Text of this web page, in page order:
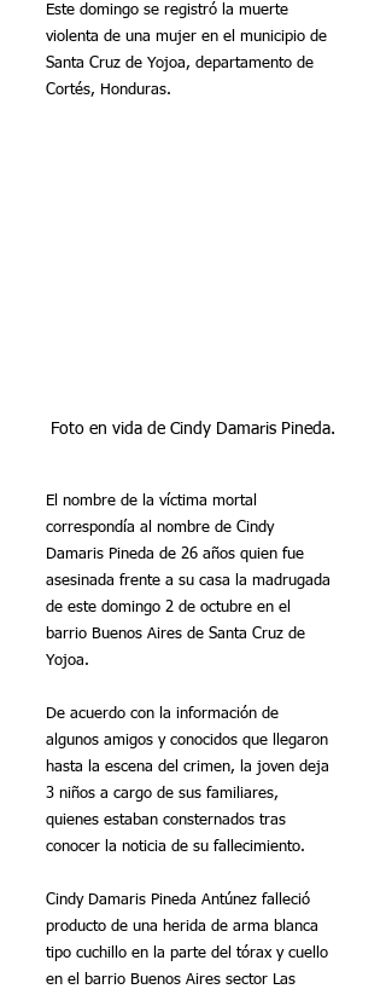
Este domingo se registró la muerte
violenta de una mujer en el municipio de
Santa Cruz de Yojoa, departamento de
Cortés, Honduras.
Foto en vida de Cindy Damaris Pineda.
El nombre de la víctima mortal
correspondía al nombre de Cindy
Damaris Pineda de 26 años quien fue
asesinada frente a su casa la madrugada
de este domingo 2 de octubre en el
barrio Buenos Aires de Santa Cruz de
Yojoa.
De acuerdo con la información de
algunos amigos y conocidos que llegaron
hasta la escena del crimen, la joven deja
3 niños a cargo de sus familiares,
quienes estaban consternados tras
conocer la noticia de su fallecimiento.
Cindy Damaris Pineda Antúnez falleció
producto de una herida de arma blanca
tipo cuchillo en la parte del tórax y cuello
en el barrio Buenos Aires sector Las